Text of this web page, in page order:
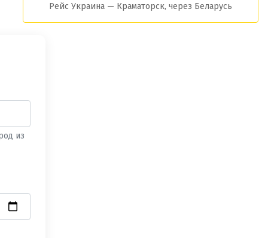
Рейс Украина — Краматорск, через Беларусь
из